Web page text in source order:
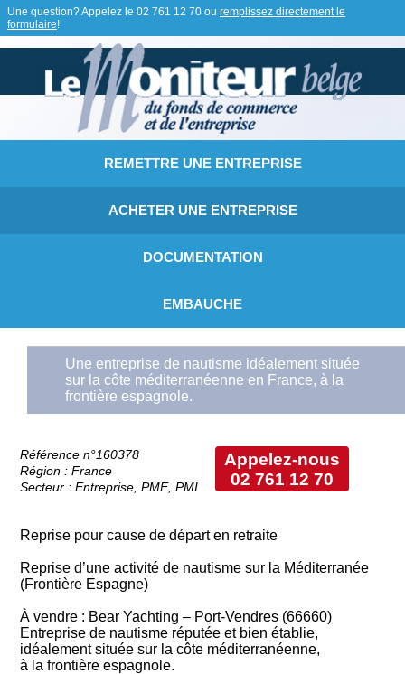
Une question? Appelez le 02 761 12 70 ou remplissez directement le
formulaire!
REMETTRE UNE ENTREPRISE
ACHETER UNE ENTREPRISE
DOCUMENTATION
EMBAUCHE
Une entreprise de nautisme idéalement située
sur la côte méditerranéenne en France, à la
frontière espagnole.
Appelez-nous
02 761 12 70
Référence n°160378
Région : France
Secteur : Entreprise, PME, PMI
Reprise pour cause de départ en retraite
Reprise d’une activité de nautisme sur la Méditerranée
(Frontière Espagne)
À vendre : Bear Yachting – Port-Vendres (66660)
Entreprise de nautisme réputée et bien établie,
idéalement située sur la côte méditerranéenne,
à la frontière espagnole.